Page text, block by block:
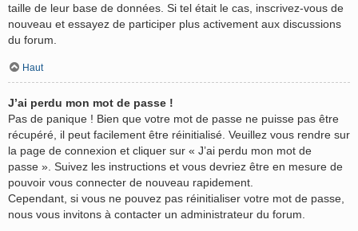
taille de leur base de données. Si tel était le cas, inscrivez-vous de
nouveau et essayez de participer plus activement aux discussions
du forum.
Haut
J’ai perdu mon mot de passe !
Pas de panique ! Bien que votre mot de passe ne puisse pas être
récupéré, il peut facilement être réinitialisé. Veuillez vous rendre sur
la page de connexion et cliquer sur « J’ai perdu mon mot de
passe ». Suivez les instructions et vous devriez être en mesure de
pouvoir vous connecter de nouveau rapidement.
Cependant, si vous ne pouvez pas réinitialiser votre mot de passe,
nous vous invitons à contacter un administrateur du forum.